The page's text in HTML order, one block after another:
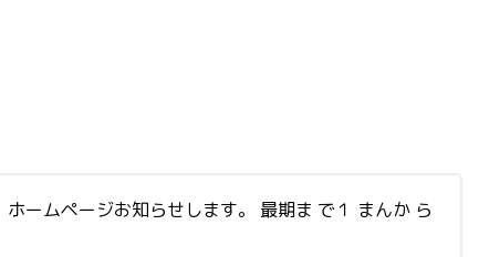
ームページお知らせします。 最期ま で１ まんか ら